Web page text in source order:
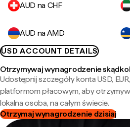
AUD na CHF
AUD na AMD
USD ACCOUNT DETAILS
Otrzymywaj wynagrodzenie
Udostępnij szczegóły konta USD,
platformom płacowym, aby
lokalna osoba, na całym świecie.
Otrzymaj wynagrodzenie dzisiaj